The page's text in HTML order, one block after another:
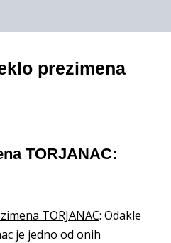
prezimena
TORJANAC:
TORJANAC: Odakle
je jedno od onih